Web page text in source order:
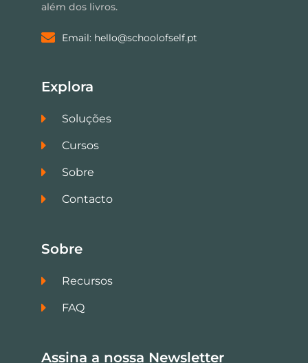
além dos livros.
Email: hello@schoolofself.pt
Explora
Soluções
Cursos
Sobre
Contacto
Sobre
Recursos
FAQ
Assina a nossa Newsletter